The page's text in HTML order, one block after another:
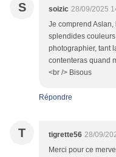
S soizic 28/09/2025
Je comprend
splendides
photographier, tant
contenteras quand
<br /> Bisous
Répondre
T tigrette56 28/09/
Merci pour ce